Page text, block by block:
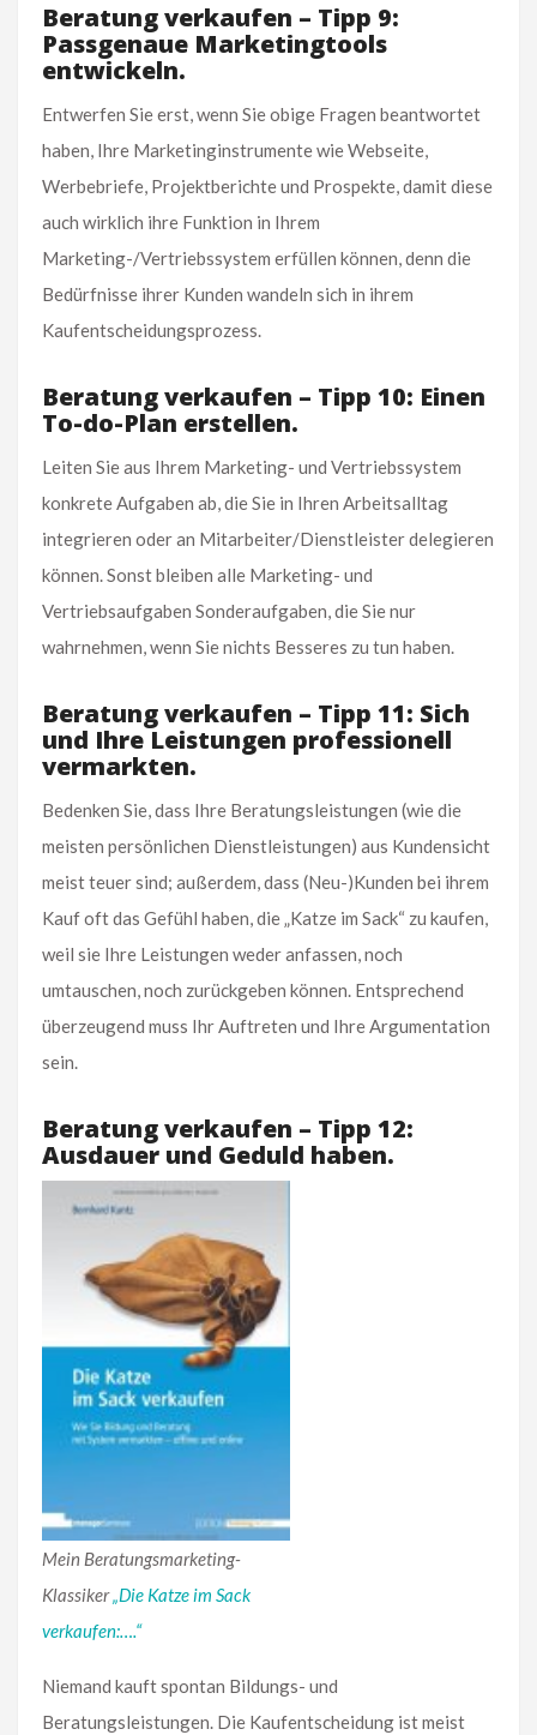
Beratung verkaufen – Tipp 9:
Passgenaue Marketingtools
entwickeln.
Entwerfen Sie erst, wenn Sie obige Fragen beantwortet
haben, Ihre Marketinginstrumente wie Webseite,
Werbebriefe, Projektberichte und Prospekte, damit diese
auch wirklich ihre Funktion in Ihrem
Marketing-/Vertriebssystem erfüllen können, denn die
Bedürfnisse ihrer Kunden wandeln sich in ihrem
Kaufentscheidungsprozess.
Beratung verkaufen – Tipp 10: Einen
To-do-Plan erstellen.
Leiten Sie aus Ihrem Marketing- und Vertriebssystem
konkrete Aufgaben ab, die Sie in Ihren Arbeitsalltag
integrieren oder an Mitarbeiter/Dienstleister delegieren
können. Sonst bleiben alle Marketing- und
Vertriebsaufgaben Sonderaufgaben, die Sie nur
wahrnehmen, wenn Sie nichts Besseres zu tun haben.
Beratung verkaufen – Tipp 11: Sich
und Ihre Leistungen professionell
vermarkten.
Bedenken Sie, dass Ihre Beratungsleistungen (wie die
meisten persönlichen Dienstleistungen) aus Kundensicht
meist teuer sind; außerdem, dass (Neu-)Kunden bei ihrem
Kauf oft das Gefühl haben, die „Katze im Sack“ zu kaufen,
weil sie Ihre Leistungen weder anfassen, noch
umtauschen, noch zurückgeben können. Entsprechend
überzeugend muss Ihr Auftreten und Ihre Argumentation
sein.
Beratung verkaufen – Tipp 12:
Ausdauer und Geduld haben.
Mein Beratungsmarketing-
Klassiker„Die Katze im Sack
verkaufen:….“
Niemand kauft spontan Bildungs- und
Beratungsleistungen. Die Kaufentscheidung ist meist